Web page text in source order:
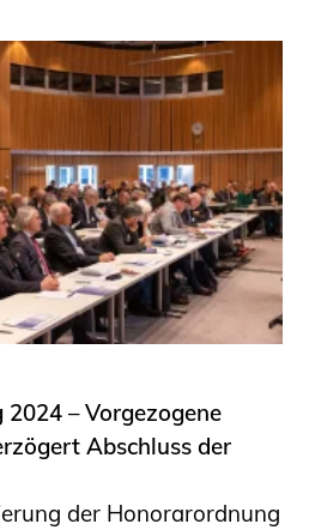
– Vorgezogene
Abschluss der
der Honorarordnung